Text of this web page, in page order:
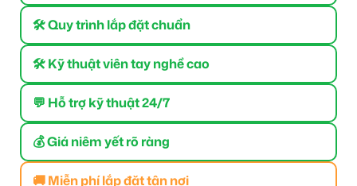
🛠 Quy trình lắp đặt chuẩn
🛠 Kỹ thuật viên tay nghề cao
💬 Hỗ trợ kỹ thuật 24/7
💰 Giá niêm yết rõ ràng
🚚 Miễn phí lắp đặt tận nơi